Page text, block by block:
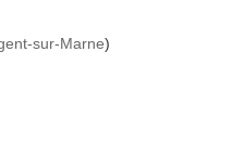
sur-Marne)